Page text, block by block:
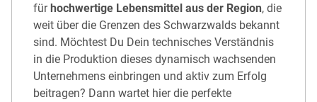
fürhochwertige Lebensmittel aus der Region, die
weit über die Grenzen des Schwarzwalds bekannt
sind. Möchtest Du Dein technisches Verständnis
in die Produktion dieses dynamisch wachsenden
Unternehmens einbringen und aktiv zum Erfolg
beitragen? Dann wartet hier die perfekte